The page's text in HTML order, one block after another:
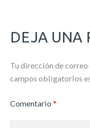
DEJA UNA
Tu dirección de
campos obligatorios
Comentario *